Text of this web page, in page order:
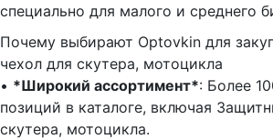
специально для малого и среднего
Почему выбирают Optovkin для
чехол для скутера, мотоцикла
•⁠ ⁠ *Широкий ассортимент*: Более
позиций в каталоге, включая
скутера, мотоцикла.